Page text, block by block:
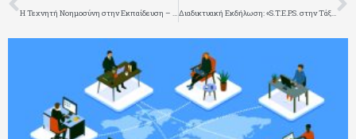
Η Τεχνητή Νοημοσύνη στην Εκπαίδευση – Διαμορφώνοντας τα σχολεία του μέλλοντος Διαδικτυακή Εκδήλωση: «S.T.E.P.S. στην Τάξη: Οδηγός Εκπαιδευτικής Ρομποτικής για Εκπαιδευτές»